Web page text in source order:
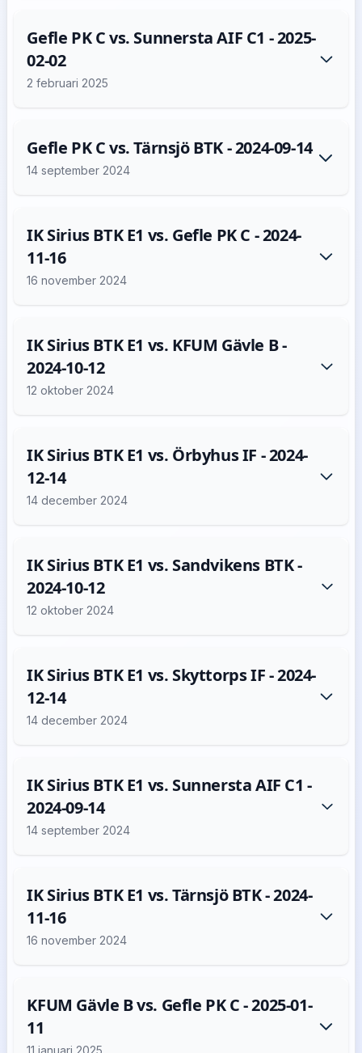
Gefle PK C vs. Sunnersta AIF C1 - 2025-
02-02
2 februari 2025
Gefle PK C vs. Tärnsjö BTK - 2024-09-14
14 september 2024
IK Sirius BTK E1 vs. Gefle PK C - 2024-
11-16
16 november 2024
IK Sirius BTK E1 vs. KFUM Gävle B -
2024-10-12
12 oktober 2024
IK Sirius BTK E1 vs. Örbyhus IF - 2024-
12-14
14 december 2024
IK Sirius BTK E1 vs. Sandvikens BTK -
2024-10-12
12 oktober 2024
IK Sirius BTK E1 vs. Skyttorps IF - 2024-
12-14
14 december 2024
IK Sirius BTK E1 vs. Sunnersta AIF C1 -
2024-09-14
14 september 2024
IK Sirius BTK E1 vs. Tärnsjö BTK - 2024-
11-16
16 november 2024
KFUM Gävle B vs. Gefle PK C - 2025-01-
11
11 januari 2025